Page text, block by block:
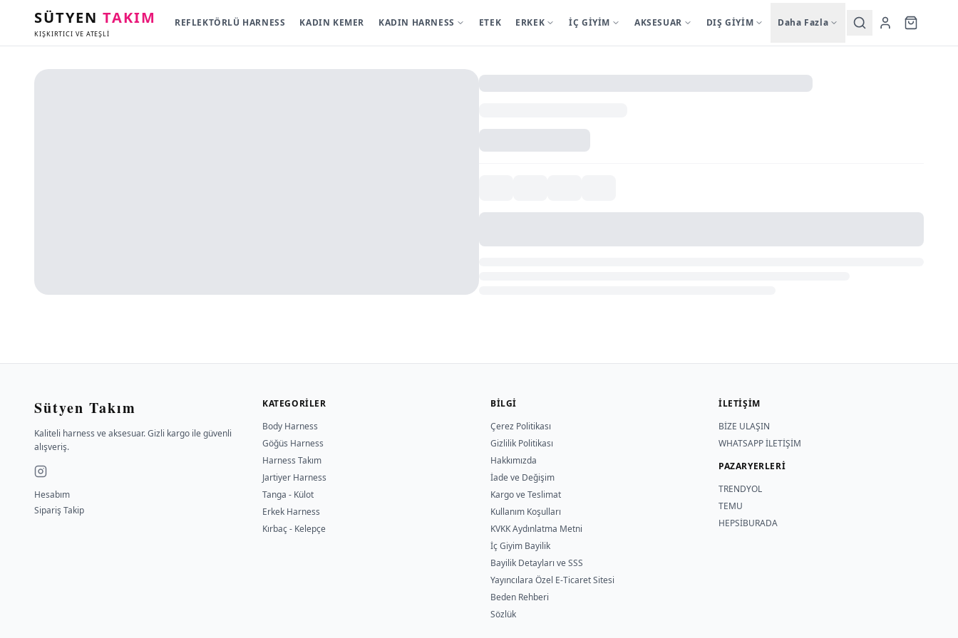
SÜTYEN TAKIM
KIŞKIRTICI VE ATEŞLİ
REFLEKTÖRLÜ HARNESS KADIN KEMER KADIN HARNESS ETEK ERKEK İÇ GİYİM AKSESUAR DIŞ GİYİM Daha Fazla
Sütyen Takım
Kaliteli harness ve aksesuar. Gizli kargo ile güvenli
alışveriş.
Hesabım
Sipariş Takip
KATEGORILER
Body Harness
Göğüs Harness
Harness Takım
Jartiyer Harness
Tanga - Külot
Erkek Harness
Kırbaç - Kelepçe
BILGI
Çerez Politikası
Gizlilik Politikası
Hakkımızda
İade ve Değişim
Kargo ve Teslimat
Kullanım Koşulları
KVKK Aydınlatma Metni
İç Giyim Bayilik
Bayilik Detayları ve SSS
Yayıncılara Özel E-Ticaret Sitesi
Beden Rehberi
Sözlük
İLETİŞİM
BİZE ULAŞIN
WHATSAPP İLETİŞİM
PAZARYERLERİ
TRENDYOL
TEMU
HEPSİBURADA